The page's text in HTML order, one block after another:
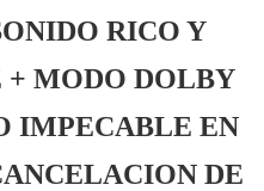
RICO Y
+ MODO DOLBY
IMPECABLE EN
DE